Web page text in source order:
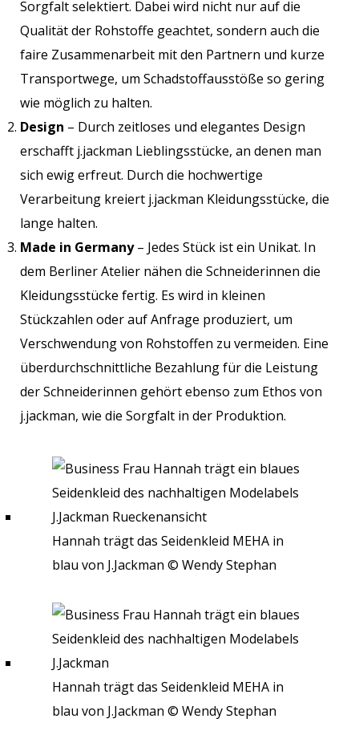
Sorgfalt selektiert. Dabei wird nicht nur auf die
Qualität der Rohstoffe geachtet, sondern auch die
faire Zusammenarbeit mit den Partnern und kurze
Transportwege, um Schadstoffausstöße so gering
wie möglich zu halten.
Design – Durch zeitloses und elegantes Design
erschafft j.jackman Lieblingsstücke, an denen man
sich ewig erfreut. Durch die hochwertige
Verarbeitung kreiert j.jackman Kleidungsstücke, die
lange halten.
Made in Germany– Jedes Stück ist ein Unikat. In
dem Berliner Atelier nähen die Schneiderinnen die
Kleidungsstücke fertig. Es wird in kleinen
Stückzahlen oder auf Anfrage produziert, um
Verschwendung von Rohstoffen zu vermeiden. Eine
überdurchschnittliche Bezahlung für die Leistung
der Schneiderinnen gehört ebenso zum Ethos von
j.jackman, wie die Sorgfalt in der Produktion.
Hannah trägt das Seidenkleid MEHA in
blau von J.Jackman © Wendy Stephan
Hannah trägt das Seidenkleid MEHA in
blau von J.Jackman © Wendy Stephan